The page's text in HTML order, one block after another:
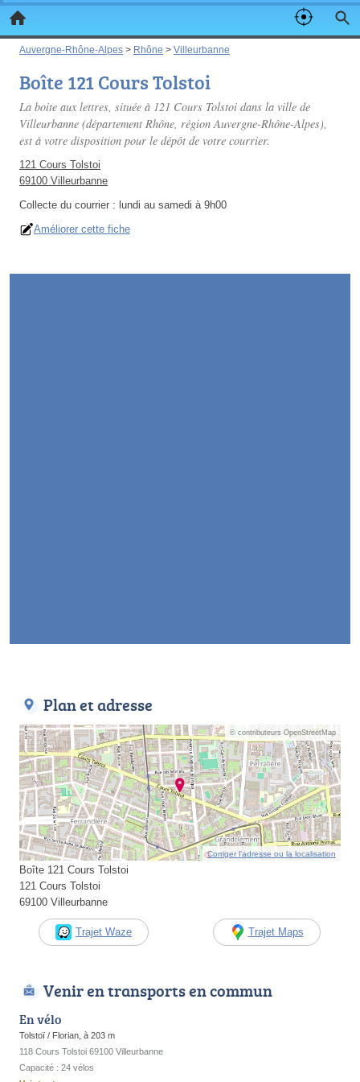
Auvergne-Rhône-Alpes > Rhône > Villeurbanne
Boîte 121 Cours Tolstoi
La boite aux lettres, située à 121 Cours Tolstoi dans la ville de
Villeurbanne (département Rhône, région Auvergne-Rhône-Alpes),
est à votre disposition pour le dépôt de votre courrier.
121 Cours Tolstoi
69100 Villeurbanne
Collecte du courrier : lundi au samedi à 9h00
Améliorer cette fiche
Plan et adresse
© contributeurs OpenStreetMap
Corriger l’adresse ou la localisation
Boîte 121 Cours Tolstoi
121 Cours Tolstoi
69100 Villeurbanne
Trajet Waze Trajet Maps
Venir en transports en commun
En vélo
Tolstoï / Florian, à 203 m
118 Cours Tolstoi 69100 Villeurbanne
Capacité : 24 vélos